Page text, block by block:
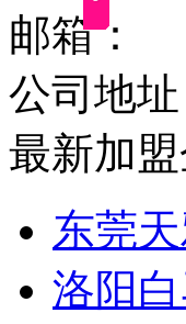
邮箱：
公司地
最新加
东莞
洛阳